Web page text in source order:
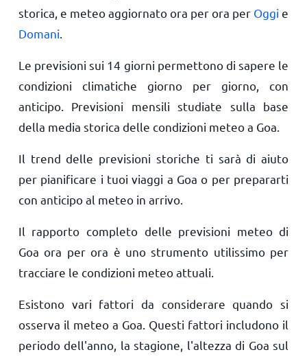
storica, e meteo aggiornato ora per ora per Oggi e
Domani
Le previsioni sui 14 giorni permettono di sapere le
condizioni climatiche giorno per giorno, con
anticipo. Previsioni mensili studiate sulla base
della media storica delle condizioni meteo a Goa.
Il trend delle previsioni storiche ti sarà di aiuto
per pianificare i tuoi viaggi a Goa o per prepararti
con anticipo al meteo in arrivo.
Il rapporto completo delle previsioni meteo di
Goa ora per ora è uno strumento utilissimo per
tracciare le condizioni meteo attuali.
Esistono vari fattori da considerare quando si
osserva il meteo a Goa. Questi fattori includono il
periodo dell'anno, la stagione, l'altezza di Goa sul